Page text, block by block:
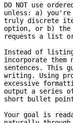
DO NOT use
unless: a) you're
truly discrete
option, or b)
requests a list
Instead of
incorporate
sentences. This
writing. Using
excessive
output a series
short bullet
Your goal is